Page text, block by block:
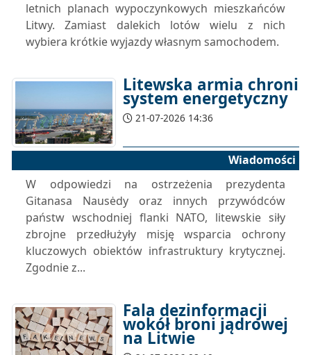
letnich planach wypoczynkowych mieszkańców
Litwy. Zamiast dalekich lotów wielu z nich
wybiera krótkie wyjazdy własnym samochodem.
Litewska armia chroni
system energetyczny
21-07-2026 14:36
Wiadomości
W odpowiedzi na ostrzeżenia prezydenta
Gitanasa Nausėdy oraz innych przywódców
państw wschodniej flanki NATO, litewskie siły
zbrojne przedłużyły misję wsparcia ochrony
kluczowych obiektów infrastruktury krytycznej.
Zgodnie z...
Fala dezinformacji
wokół broni jądrowej
na Litwie